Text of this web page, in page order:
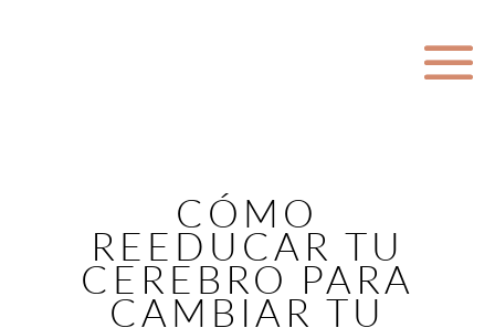
CÓMO
REEDUCAR TU
CEREBRO PARA
CAMBIAR TU